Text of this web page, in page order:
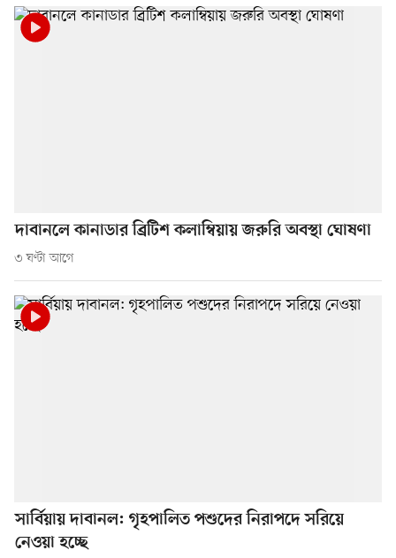
দাবানলে কানাডার ব্রিটিশ কলাম্বিয়ায় জরুরি অবস্থা ঘোষণা
৩ ঘণ্টা আগে
সার্বিয়ায় দাবানল: গৃহপালিত পশুদের নিরাপদে সরিয়ে
নেওয়া হচ্ছে